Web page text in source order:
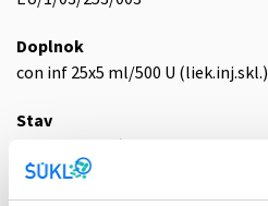
Doplnok
con inf 25x5 ml/500 U (liek.inj.skl.)
Stav
E - EU registrácia
Typ registračnej procedúry